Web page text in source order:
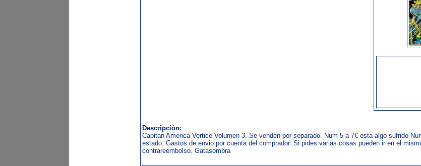
Descripción:
Capitan America Vertice Volumen 3. Se venden por separado. Num 5 a 7€ esta algo sufrido
estado. Gastos de envio por cuenta del comprador. Si pides varias cosas pueden ir en el
contrareembolso. Gatasombra